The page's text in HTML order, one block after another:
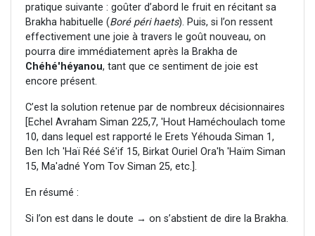
pratique suivante : goûter d’abord le fruit en récitant sa
Brakha habituelle (Boré péri haets). Puis, si l’on ressent
effectivement une joie à travers le goût nouveau, on
pourra dire immédiatement après la Brakha de
Chéhé'héyanou, tant que ce sentiment de joie est
encore présent.
C’est la solution retenue par de nombreux décisionnaires
[Echel Avraham Siman 225,7, 'Hout Haméchoulach tome
10, dans lequel est rapporté le Erets Yéhouda Siman 1,
Ben Ich 'Haï Réé Sé'if 15, Birkat Ouriel Ora'h 'Haïm Siman
15, Ma'adné Yom Tov Siman 25, etc.].
En résumé :
Si l’on est dans le doute → on s’abstient de dire la Brakha.